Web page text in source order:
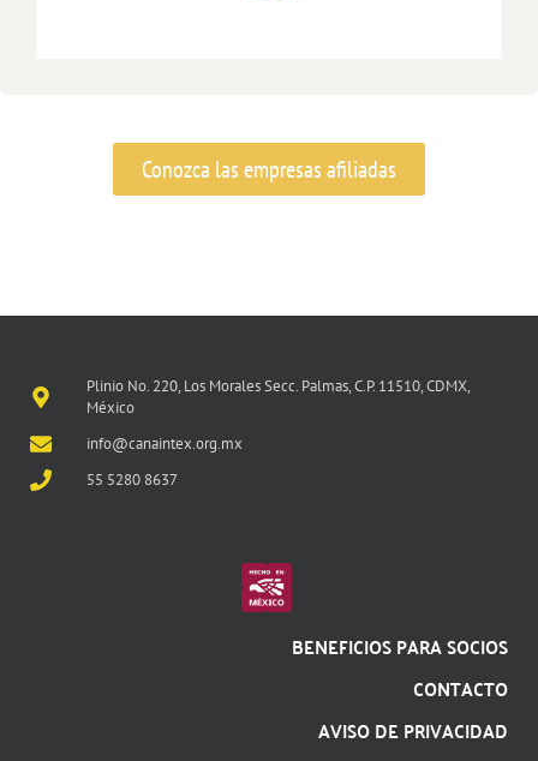
Conozca las empresas afiliadas
Plinio No. 220, Los Morales Secc. Palmas, C.P. 11510, CDMX,
México
info@canaintex.org.mx
55 5280 8637
BENEFICIOS PARA SOCIOS
CONTACTO
AVISO DE PRIVACIDAD